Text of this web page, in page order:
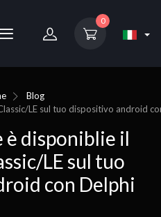
0
Blog
LE sul tuo dispositivo android
è disponiblie il
LE sul tuo
con Delphi